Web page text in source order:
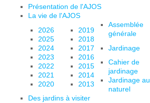
Présentation de l'AJOS
La vie de l'AJOS
2026
2025
2024
2023
2022
2021
2020
2019
2018
2017
2016
2015
2014
2013
Assemblée
générale
Jardinage
Cahier de
jardinage
Jardinage au
naturel
Des jardins à visiter